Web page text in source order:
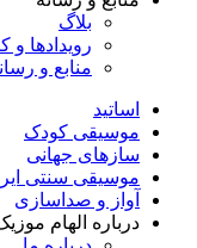
بلاگ
رویدادها
منابع و
اساتید
موسیقی کودک
سازهای جهانی
موسیقی سنتی
آواز و صداسازی
درباره الهام